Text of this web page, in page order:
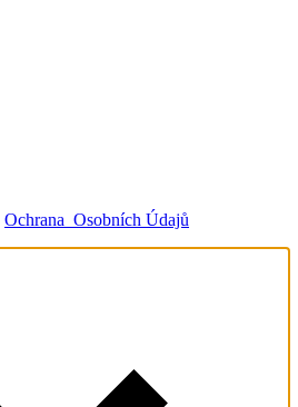
Ochrana Osobních Údajů